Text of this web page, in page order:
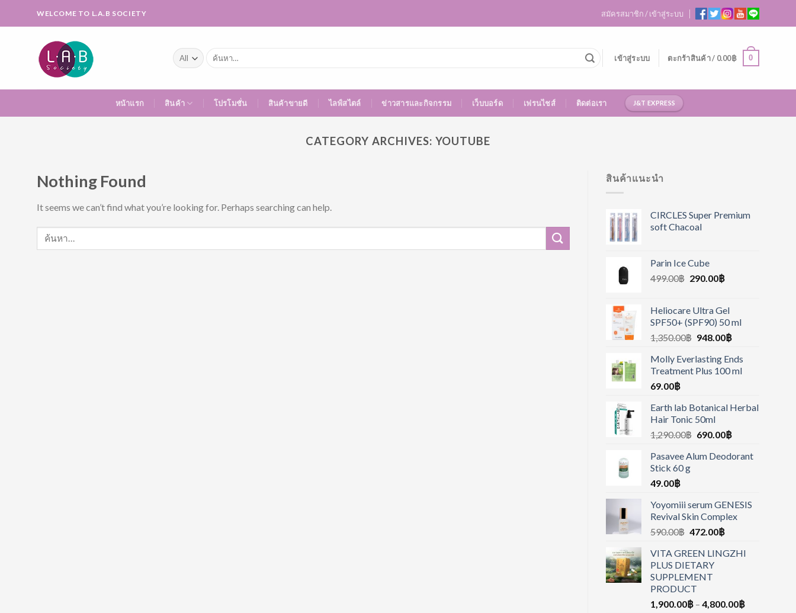
WELCOME TO L.A.B SOCIETY สมัครสมาชิก / เข้าสู่ระบบ
ค้นหา:
เข้าสู่ระบบ ตะกร้าสินค้า / 0.00฿ 0
หน้าแรก สินค้า โปรโมชั่น สินค้าขายดี ไลฟ์สไตล์ ข่าวสารและกิจกรรม เว็บบอร์ด เฟรนไชส์ ติดต่อเรา J&T EXPRESS
CATEGORY ARCHIVES: YOUTUBE
Nothing Found
It seems we can’t find what you’re looking for. Perhaps searching can help.
สินค้าแนะนำ
CIRCLES Super Premium
soft Chacoal
Parin Ice Cube
499.00฿ 290.00฿
Heliocare Ultra Gel
SPF50+ (SPF90) 50 ml
1,350.00฿ 948.00฿
Molly Everlasting Ends
Treatment Plus 100 ml
69.00฿
Earth lab Botanical Herbal
Hair Tonic 50ml
1,290.00฿ 690.00฿
Pasavee Alum Deodorant
Stick 60 g
49.00฿
Yoyomiii serum GENESIS
Revival Skin Complex
590.00฿ 472.00฿
VITA GREEN LINGZHI
PLUS DIETARY
SUPPLEMENT
PRODUCT
1,900.00฿ – 4,800.00฿